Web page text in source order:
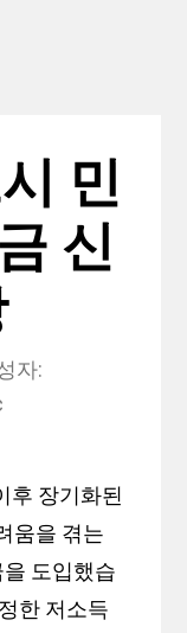
민
신
자:
후 장기화된
움을 겪는
도입했습
한 저소득